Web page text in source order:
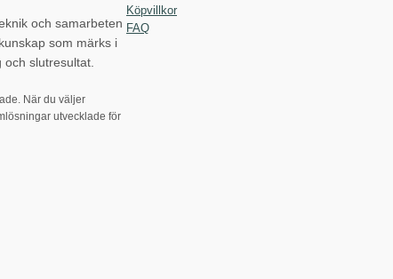
och samarbeten
som märks i
slutresultat.
När du väljer
utvecklade för
Köpvillkor
FAQ